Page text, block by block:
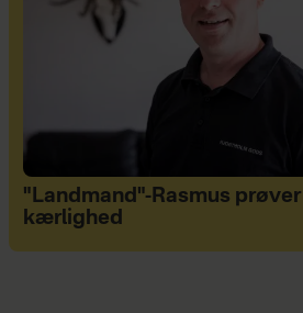
"Landmand"-Rasmus
kærlighed